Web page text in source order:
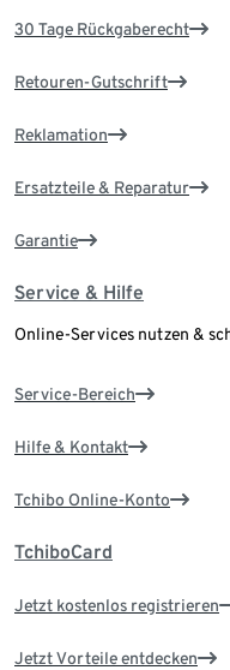
30 Tage Rückgaberecht
Retouren-Gutschrift
Reklamation
Ersatzteile & Reparatur
Garantie
Service & Hilfe
Online-Services nutzen &
Service-Bereich
Hilfe & Kontakt
Tchibo Online-Konto
TchiboCard
Jetzt kostenlos registrieren
Jetzt Vorteile entdecken